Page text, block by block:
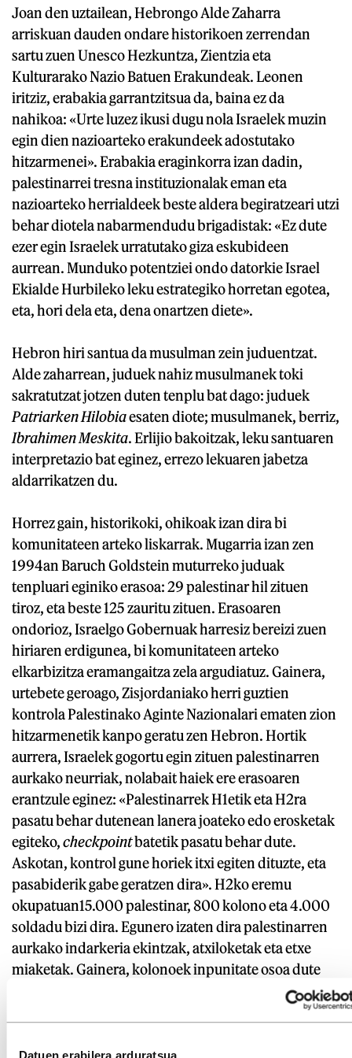
Datuen erabilera arduratsua
Joan den uztailean, Hebrongo Alde Zaharra
arriskuan dauden ondare historikoen zerrendan
sartu zuen Unesco Hezkuntza, Zientzia eta
Kulturarako Nazio Batuen Erakundeak. Leonen
iritziz, erabakia garrantzitsua da, baina ez da
nahikoa: «Urte luzez ikusi dugu nola Israelek muzin
egin dien nazioarteko erakundeek adostutako
hitzarmenei». Erabakia eraginkorra izan dadin,
palestinarrei tresna instituzionalak eman eta
nazioarteko herrialdeek beste aldera begiratzeari utzi
behar diotela nabarmendudu brigadistak: «Ez dute
ezer egin Israelek urratutako giza eskubideen
aurrean. Munduko potentziei ondo datorkie Israel
Ekialde Hurbileko leku estrategiko horretan egotea,
eta, hori dela eta, dena onartzen diete».
Hebron hiri santua da musulman zein juduentzat.
Alde zaharrean, juduek nahiz musulmanek toki
sakratutzat jotzen duten tenplu bat dago: juduek
Patriarken Hilobiaesaten diote; musulmanek, berriz,
Ibrahimen Meskita. Erlijio bakoitzak, leku santuaren
interpretazio bat eginez, errezo lekuaren jabetza
aldarrikatzen du.
Horrez gain, historikoki, ohikoak izan dira bi
komunitateen arteko liskarrak. Mugarria izan zen
1994an Baruch Goldstein muturreko juduak
tenpluari eginiko erasoa: 29 palestinar hil zituen
tiroz, eta beste 125 zauritu zituen. Erasoaren
ondorioz, Israelgo Gobernuak harresiz bereizi zuen
hiriaren erdigunea, bi komunitateen arteko
elkarbizitza eramangaitza zela argudiatuz. Gainera,
urtebete geroago, Zisjordaniako herri guztien
kontrola Palestinako Aginte Nazionalari ematen zion
hitzarmenetik kanpo geratu zen Hebron. Hortik
aurrera, Israelek gogortu egin zituen palestinarren
aurkako neurriak, nolabait haiek ere erasoaren
erantzule eginez: «Palestinarrek H1etik eta H2ra
pasatu behar dutenean lanera joateko edo erosketak
egiteko,checkpointbatetik pasatu behar dute.
Askotan, kontrol gune horiek itxi egiten dituzte, eta
pasabiderik gabe geratzen dira». H2ko eremu
okupatuan15.000 palestinar, 800 kolono eta 4.000
soldadu bizi dira. Egunero izaten dira palestinarren
aurkako indarkeria ekintzak, atxiloketak eta etxe
miaketak. Gainera, kolonoek inpunitate osoa dute
palestinarrei erasotzeko; izan ere, Israelgo soldaduek
debekatua dute kolonoen aurkako neurriak hartzea.
Herritarren presioa